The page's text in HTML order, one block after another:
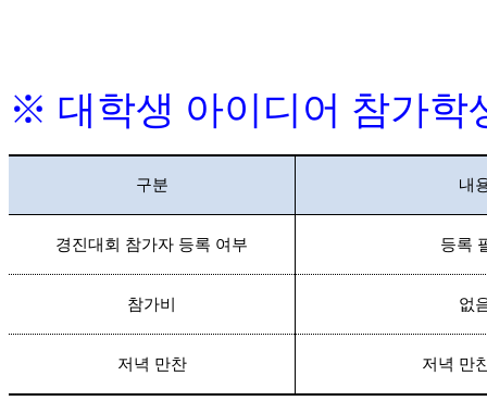
※ 대학생 아이디어 참가학
구분 내
경진대회 참가자 등록 여부 등록
참가비 없
저녁 만찬 저녁 만